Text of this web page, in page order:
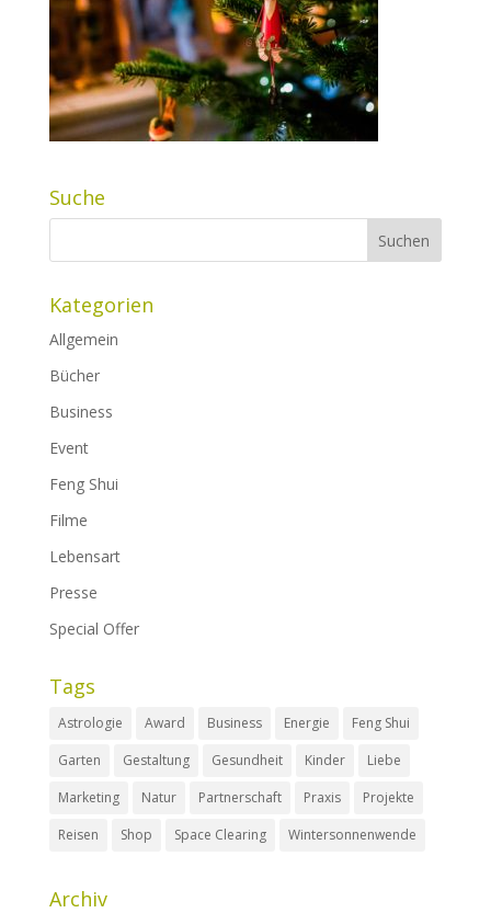
Suche
Kategorien
Allgemein
Bücher
Business
Event
Feng Shui
Filme
Lebensart
Presse
Special Offer
Tags
Astrologie Award Business Energie
Feng Shui
Garten
Gestaltung Gesundheit Kinder
Liebe
Marketing
Natur Partnerschaft Praxis
Projekte
Reisen
Shop Space Clearing Wintersonnenwende
Archiv